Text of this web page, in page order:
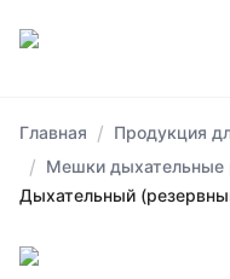
Главная / Продукция
/ Мешки дыхательные
Дыхательный